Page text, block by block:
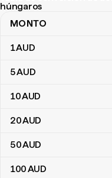
húngaros
Tabla de conversión de
MONTO
1AUD
5AUD
10AUD
20AUD
50AUD
100AUD